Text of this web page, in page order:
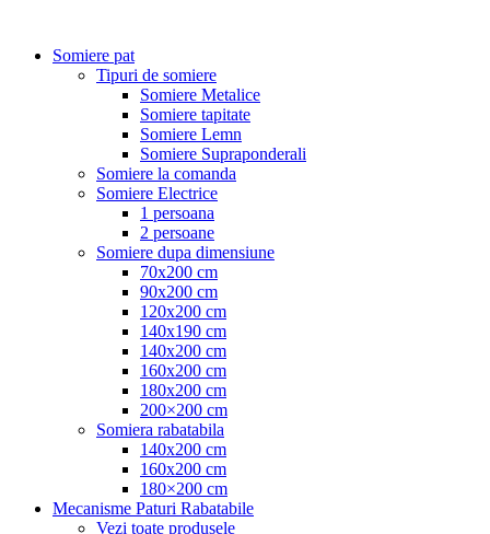
Somiere pat
Tipuri de somiere
Somiere Metalice
Somiere tapitate
Somiere Lemn
Somiere Supraponderali
Somiere la comanda
Somiere Electrice
1 persoana
2 persoane
Somiere dupa dimensiune
70x200 cm
90x200 cm
120x200 cm
140x190 cm
140x200 cm
160x200 cm
180x200 cm
200×200 cm
Somiera rabatabila
140x200 cm
160x200 cm
180×200 cm
Mecanisme Paturi Rabatabile
Vezi toate produsele